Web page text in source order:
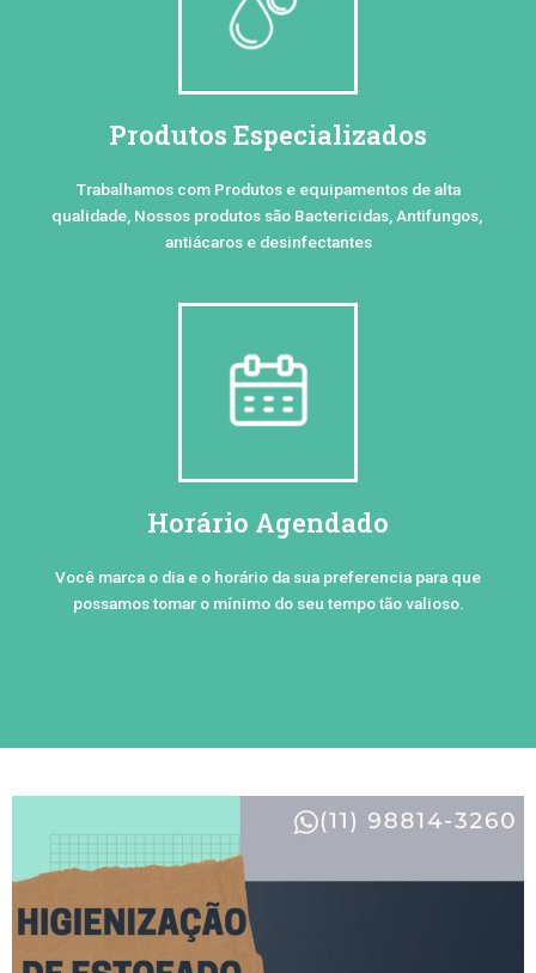
Produtos Especializados
Trabalhamos com Produtos e equipamentos de alta
qualidade, Nossos produtos são Bactericidas, Antifungos,
antiácaros e desinfectantes
Horário Agendado
Você marca o dia e o horário da sua preferencia para que
possamos tomar o mínimo do seu tempo tão valioso.